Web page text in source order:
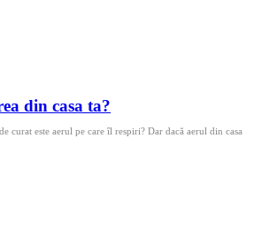
din casa ta?
curat este aerul pe care îl respiri? Dar dacă aerul din casa